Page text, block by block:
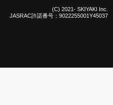
(C) 2021- SKIYAKI Inc.
JASRAC許諾番号：9022255001Y45037